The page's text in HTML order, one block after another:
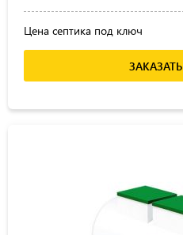
Цена септика под ключ
ЗАКАЗАТЬ